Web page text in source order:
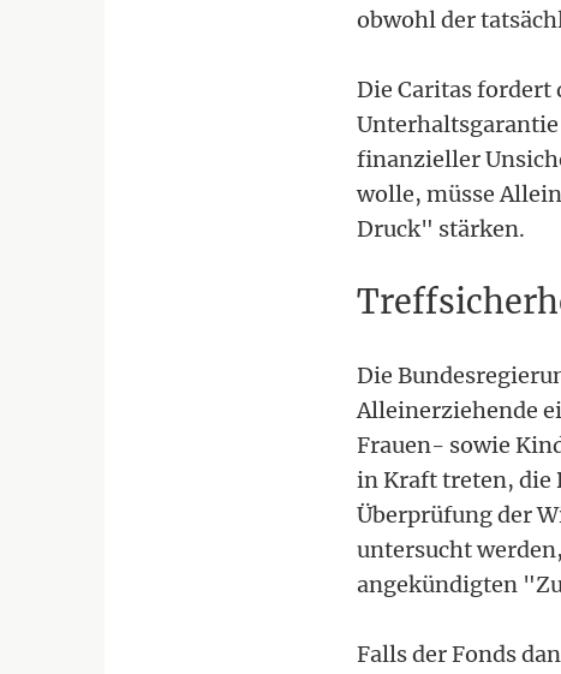
obwohl der
Die Caritas fordert
finanzieller
wolle, müsse
Druck" stärken.
Die
Alleinerziehende
Frauen- sowie
in Kraft treten, die
Überprüfung der
untersucht
angekündigten
Falls der Fonds